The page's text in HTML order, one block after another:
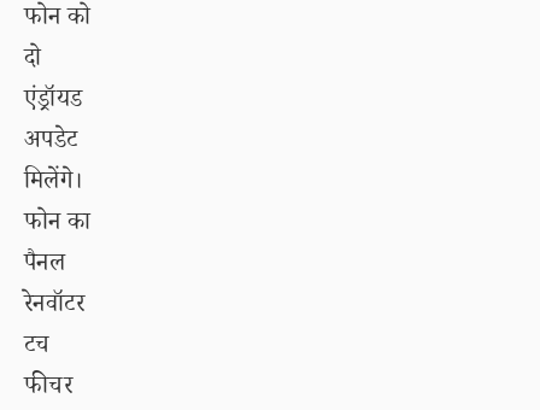
फोन को
दो
एंड्रॉयड
अपडेट
मिलेंगे।
फोन का
पैनल
रेनवॉटर
टच
फीचर